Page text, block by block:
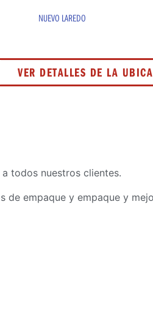
NUEVO LAREDO
VER DETALLES DE LA
todos nuestros clientes.
empaque y empaque y